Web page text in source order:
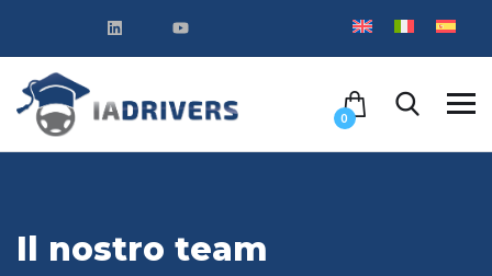
0
Il nostro team